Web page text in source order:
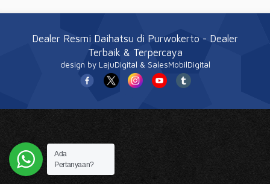
Dealer Resmi Daihatsu di Purwokerto - Dealer
Terbaik & Terpercaya
design by LajuDigital & SalesMobilDigital
Ada
Pertanyaan?